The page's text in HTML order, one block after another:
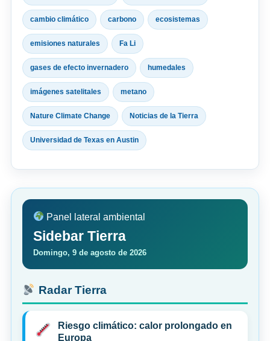
cambio climático carbono ecosistemas
emisiones naturales Fa Li
gases de efecto invernadero humedales
imágenes satelitales metano
Nature Climate Change Noticias de la Tierra
Universidad de Texas en Austin
Panel lateral ambiental
Sidebar Tierra
Domingo, 9 de agosto de 2026
Radar Tierra
Riesgo climático: calor prolongado en
Europa